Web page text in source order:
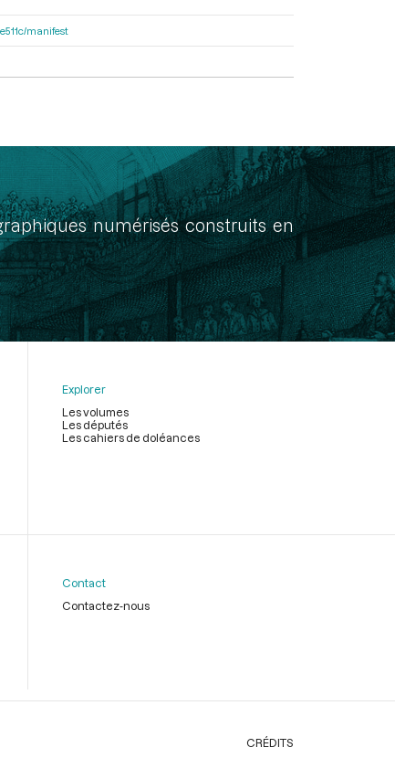
manifest
numérisés construits en
Explorer
Les volumes
Les députés
Les cahiers de doléances
Contact
Contactez-nous
CRÉDITS